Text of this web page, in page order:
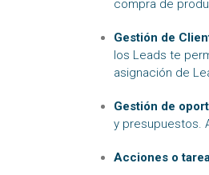
compra de
Gestión de
los Leads te
asignación de
Gestión de
y presupuestos.
Acciones o